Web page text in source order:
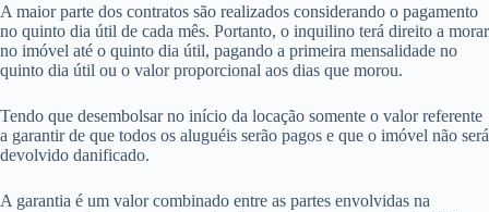
A maior parte dos contratos são realizados considerando o pagamento
no quinto dia útil de cada mês. Portanto, o inquilino terá direito a morar
no imóvel até o quinto dia útil, pagando a primeira mensalidade no
quinto dia útil ou o valor proporcional aos dias que morou.
Tendo que desembolsar no início da locação somente o valor referente
a garantir de que todos os aluguéis serão pagos e que o imóvel não será
devolvido danificado.
A garantia é um valor combinado entre as partes envolvidas na